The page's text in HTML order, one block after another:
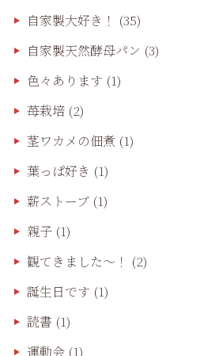
自家製大好き！ (35)
自家製天然酵母パン (3)
色々あります (1)
苺栽培(2)
茎ワカメの佃煮 (1)
葉っぱ好き (1)
薪ストーブ(1)
親子(1)
観てきました〜！ (2)
誕生日です (1)
読書 (1)
運動会(1)